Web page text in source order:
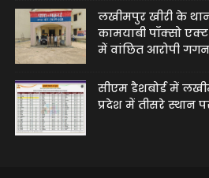
लखीमपुर खीरी के
कामयाबी पॉक्सो
में वांछित आरोपी
सीएम डैशबोर्ड में
प्रदेश में तीसरे स्थान